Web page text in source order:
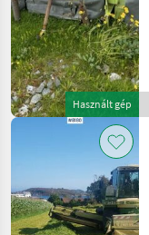
Használt gép